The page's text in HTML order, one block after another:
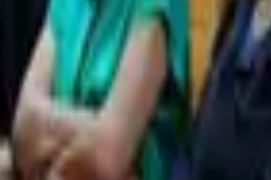
ekonomik eşitlikte’
yalnızca ekonomik
odaklandı.
belirten Amed,
yoksulluğun, dinlerde ise